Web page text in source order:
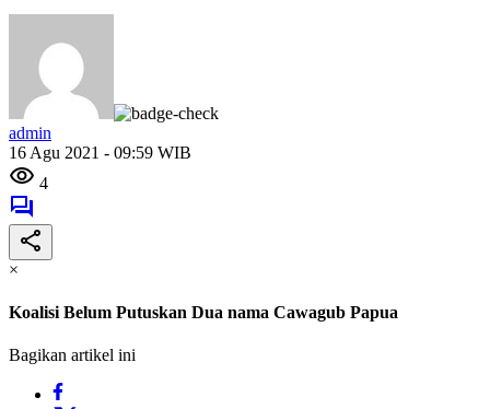
admin
16 Agu 2021 - 09:59 WIB
4
×
Koalisi Belum Putuskan Dua nama Cawagub Papua
Bagikan artikel ini